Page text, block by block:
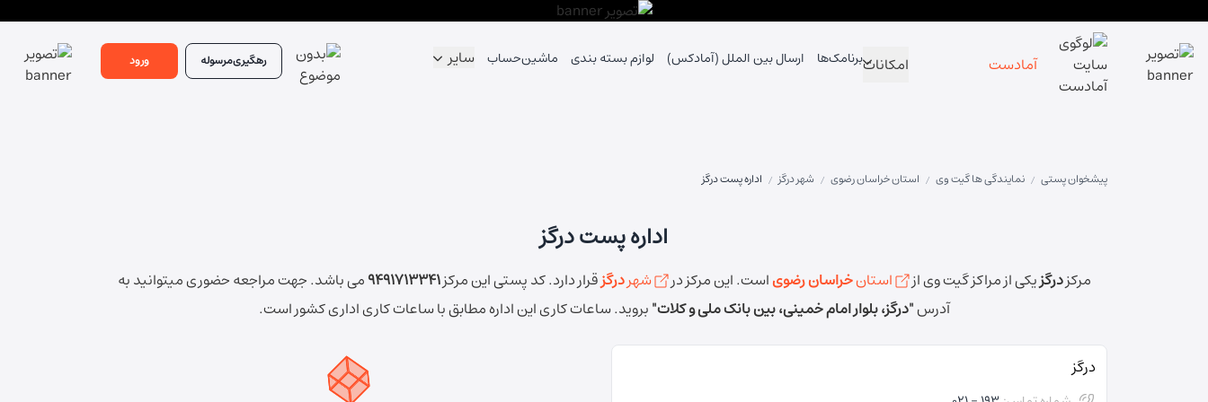
آمادست امکاناتبرنامک‌ها ارسال بین الملل (آمادکس) لوازم بسته بندی ماشین‌حساب سایر رهگیریمرسوله ورود
پیشخوان پستی / نمایندگی ها گیت وی / استان خراسان رضوی / شهر درگز / اداره پست درگز
اداره پست درگز
مرکزدرگزیکی از مراکز گیت وی از استانخراسان رضویاست.این مرکز در شهردرگزقرار دارد.کد پستی این مرکز9491713341می باشد.جهت مراجعه حضوری میتوانید به
آدرس"درگز، بلوار امام خمینی، بین بانک ملی و کلات"بروید.ساعات کاری این اداره مطابق با ساعات کاری اداری کشور است.
درگز